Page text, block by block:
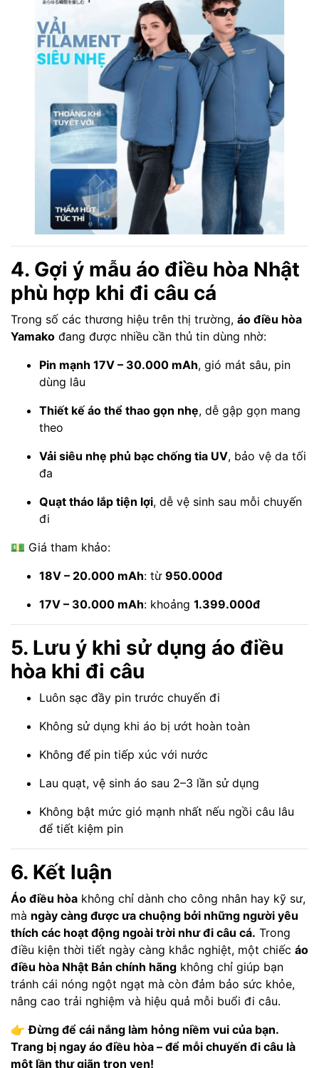
4. Gợi ý mẫu áo điều hòa Nhật
phù hợp khi đi câu cá
Trong số các thương hiệu trên thị trường, áo điều hòa
Yamako đang được nhiều cần thủ tin dùng nhờ:
Pin mạnh 17V – 30.000 mAh, gió mát sâu, pin
dùng lâu
Thiết kế áo thể thao gọn nhẹ, dễ gập gọn mang
theo
Vải siêu nhẹ phủ bạc chống tia UV, bảo vệ da tối
đa
Quạt tháo lắp tiện lợi, dễ vệ sinh sau mỗi chuyến
đi
💵 Giá tham khảo:
18V – 20.000 mAh: từ 950.000đ
17V – 30.000 mAh: khoảng 1.399.000đ
5. Lưu ý khi sử dụng áo điều
hòa khi đi câu
Luôn sạc đầy pin trước chuyến đi
Không sử dụng khi áo bị ướt hoàn toàn
Không để pin tiếp xúc với nước
Lau quạt, vệ sinh áo sau 2–3 lần sử dụng
Không bật mức gió mạnh nhất nếu ngồi câu lâu
để tiết kiệm pin
6. Kết luận
Áo điều hòa không chỉ dành cho công nhân hay kỹ sư,
mà ngày càng được ưa chuộng bởi những người yêu
thích các hoạt động ngoài trời như đi câu cá. Trong
điều kiện thời tiết ngày càng khắc nghiệt, một chiếc áo
điều hòa Nhật Bản chính hãng không chỉ giúp bạn
tránh cái nóng ngột ngạt mà còn đảm bảo sức khỏe,
nâng cao trải nghiệm và hiệu quả mỗi buổi đi câu.
👉Đừng để cái nắng làm hỏng niềm vui của bạn.
Trang bị ngay áo điều hòa – để mỗi chuyến đi câu là
một lần thư giãn trọn vẹn!